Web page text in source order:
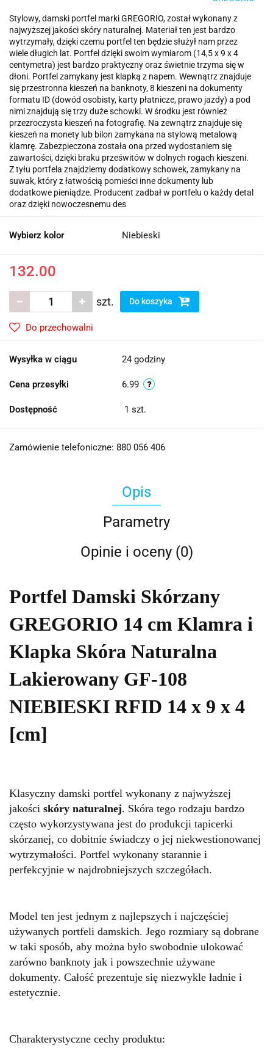
Stylowy, damski portfel marki GREGORIO, został wykonany z
najwyższej jakości skóry naturalnej. Materiał ten jest bardzo
wytrzymały, dzięki czemu portfel ten będzie służył nam przez
wiele długich lat. Portfel dzięki swoim wymiarom (14,5 x 9 x 4
centymetra) jest bardzo praktyczny oraz świetnie trzyma się w
dłoni. Portfel zamykany jest klapką z napem. Wewnątrz znajduje
się przestronna kieszeń na banknoty, 8 kieszeni na dokumenty
formatu ID (dowód osobisty, karty płatnicze, prawo jazdy) a pod
nimi znajdują się trzy duże schowki. W środku jest również
przezroczysta kieszeń na fotografię. Na zewnątrz znajduje się
kieszeń na monety lub bilon zamykana na stylową metalową
klamrę. Zabezpieczona została ona przed wydostaniem się
zawartości, dzięki braku prześwitów w dolnych rogach kieszeni.
Z tyłu portfela znajdziemy dodatkowy schowek, zamykany na
suwak, który z łatwością pomieści inne dokumenty lub
dodatkowe pieniądze. Producent zadbał w portfelu o każdy detal
oraz dzięki nowoczesnemu des
Wybierz kolor Niebieski
132.00
szt. Do koszyka
Do przechowalni
Wysyłka w ciągu 24 godziny
Cena przesyłki 6.99
Dostępność 1 szt.
Zamówienie telefoniczne: 880 056 406
Opis
Parametry
Opinie i oceny (0)
Portfel Damski Skórzany
GREGORIO 14 cm Klamra i
Klapka Skóra Naturalna
Lakierowany GF-108
NIEBIESKI RFID 14 x 9 x 4
[cm]
Klasyczny damski portfel wykonany z najwyższej
jakości skóry naturalnej. Skóra tego rodzaju bardzo
często wykorzystywana jest do produkcji tapicerki
skórzanej, co dobitnie świadczy o jej niekwestionowanej
wytrzymałości. Portfel wykonany starannie i
perfekcyjnie w najdrobniejszych szczegółach.
Model ten jest jednym z najlepszych i najczęściej
używanych portfeli damskich. Jego rozmiary są dobrane
w taki sposób, aby można było swobodnie ulokować
zarówno banknoty jak i powszechnie używane
dokumenty. Całość prezentuje się niezwykle ładnie i
estetycznie.
Charakterystyczne cechy produktu: